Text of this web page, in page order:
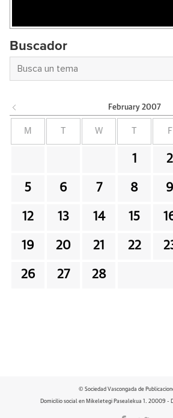
Buscador
February 2007
M W F
1 2
5 6 7 8 9
12 13 14 15
19 20 21 22
26 27 28
© Sociedad Vascongada de
Domicilio social en Mikeletegi Pasealekua 1. 20009 -